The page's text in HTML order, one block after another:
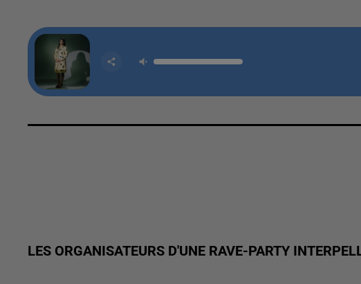
LES ORGANISATEURS D'UNE RAVE-PARTY